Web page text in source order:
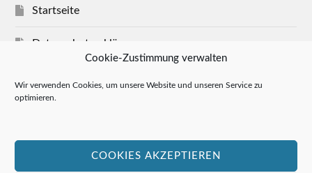
Cookie-Zustimmung verwalten
Wir verwenden Cookies, um unsere Website und unseren Service zu
optimieren.
COOKIES AKZEPTIEREN
Startseite
Datenschutzerklärung
Allgemeine Geschäftsbedingungen